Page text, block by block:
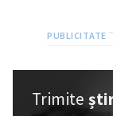
Trimite